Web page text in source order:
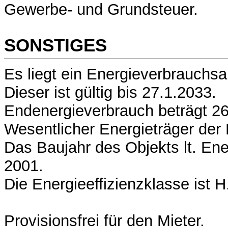
Gewerbe- und Grundsteuer.
SONSTIGES
Es liegt ein
Dieser ist gültig bis 27.1.2033.
Endenergieverbrauch beträgt
Wesentlicher Energieträger der
Das Baujahr des Objekts lt.
2001.
Die Energieeffizienzklasse ist
Provisionsfrei für den Mieter.